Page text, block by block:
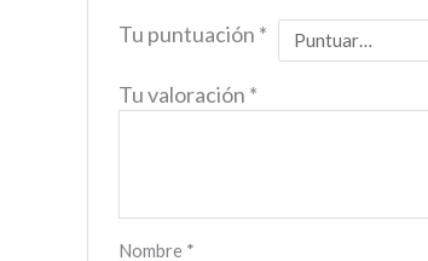
Tu puntuación *
Tu valoración *
Nombre *